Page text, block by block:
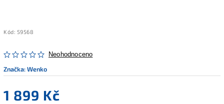
Kód: 59568
Neohodnoceno
Značka:Wenko
1 899 Kč